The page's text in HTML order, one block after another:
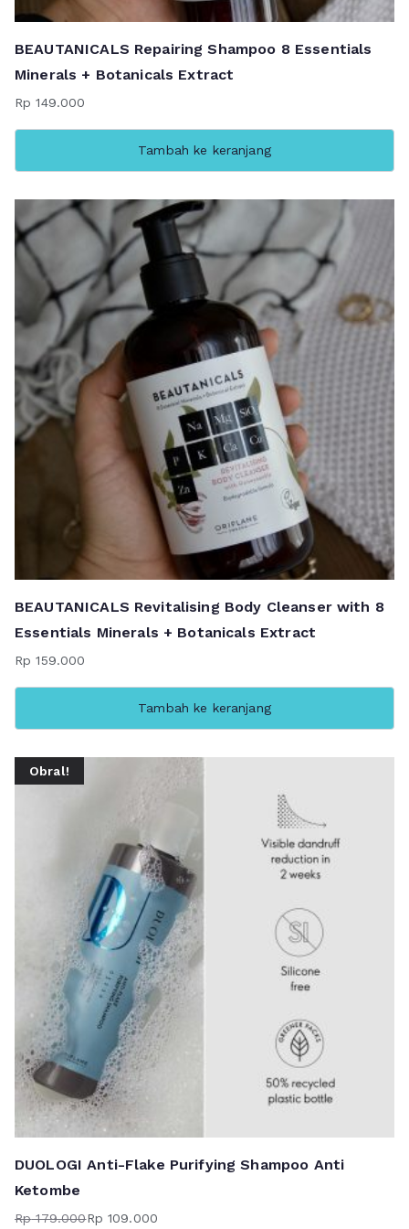
BEAUTANICALS Repairing Shampoo 8 Essentials
Minerals + Botanicals Extract
Rp 149.000
Tambah ke keranjang
BEAUTANICALS Revitalising Body Cleanser with 8
Essentials Minerals + Botanicals Extract
Rp 159.000
Tambah ke keranjang
Obral!
DUOLOGI Anti-Flake Purifying Shampoo Anti
Ketombe
Rp179.000Rp 109.000